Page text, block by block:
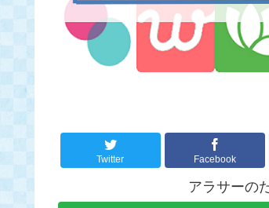
Twitter Facebook
アラサーの